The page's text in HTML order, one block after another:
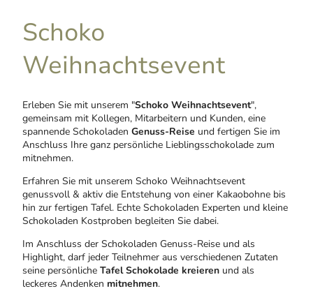
Schoko
Weihnachtsevent
Erleben Sie mit unserem "Schoko Weihnachtsevent",
gemeinsam mit Kollegen, Mitarbeitern und Kunden, eine
spannende Schokoladen Genuss-Reise und fertigen Sie im
Anschluss Ihre ganz persönliche Lieblingsschokolade zum
mitnehmen.
Erfahren Sie mit unserem Schoko Weihnachtsevent
genussvoll & aktiv die Entstehung von einer Kakaobohne bis
hin zur fertigen Tafel. Echte Schokoladen Experten und kleine
Schokoladen Kostproben begleiten Sie dabei.
Im Anschluss der Schokoladen Genuss-Reise und als
Highlight, darf jeder Teilnehmer aus verschiedenen Zutaten
seine persönliche Tafel Schokolade kreieren und als
leckeres Andenken mitnehmen.